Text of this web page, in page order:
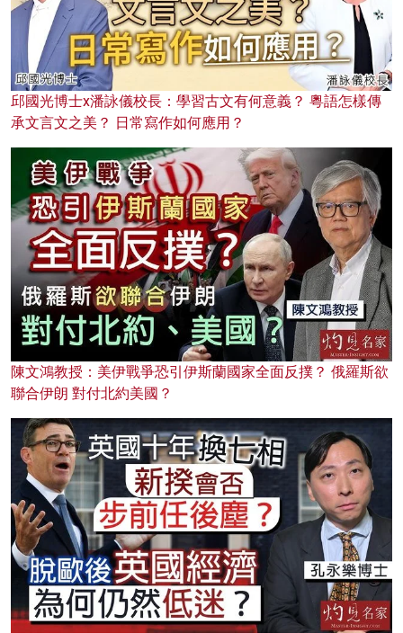
邱國光博士x潘詠儀校長：學習古文有何意義？ 粵語怎樣傳
承文言文之美？ 日常寫作如何應用？
陳文鴻教授：美伊戰爭恐引伊斯蘭國家全面反撲？ 俄羅斯欲
聯合伊朗 對付北約美國？